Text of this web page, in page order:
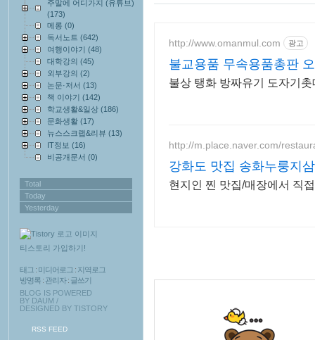
주말에 어디가지 (유튜브)
(173)
메롱 (0)
독서노트 (642)
여행이야기 (48)
대학강의 (45)
외부강의 (2)
논문·저서 (13)
책 이야기 (142)
학교생활&일상 (186)
문화생활 (17)
뉴스스크랩&리뷰 (13)
IT정보 (16)
비공개문서 (0)
Total
Today
Yesterday
티스토리 가입하기!
태그 : 미디어로그 : 지역로그
방명록 : 관리자: 글쓰기
BLOG IS POWERED
BY DAUM /
DESIGNED BY TISTORY
RSS FEED
http://www.omanmul.com 광고
불교용품 무속용품총판
불상 탱화 방짜유기 도자기
http://m.place.naver.com/
강화도 맛집 송화누룽지
현지인 찐 맛집/매장에서 직